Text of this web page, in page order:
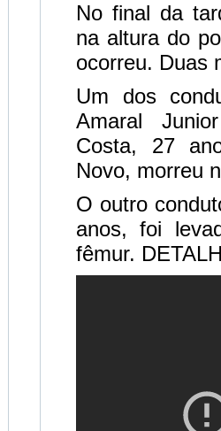
No final da
na altura do
ocorreu. Duas
Um dos
Amaral
Costa, 27
Novo, morreu
O outro
anos, foi
fêmur.